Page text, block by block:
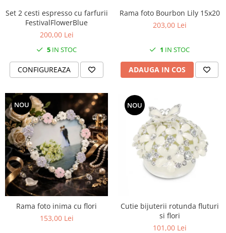
KINGSLEY
SERENDIPITY GOLD
SERENDIPITY PLATINUM
CHELSEA
MEDICEA
PATCHWORK WILLOW
BLUE LILY
HIBISCUS
SWAN
FLORENTINE TURQUOISE
ANTHEMION GREY
ORCHARD
CREATURES OF CURIOSITY
JARDIN
RENAISSANCE RED
Set 2 cesti espresso cu farfurii
FestivalFlowerBlue
200,00 Lei
5 IN STOC
CONFIGUREAZA
Rama foto Bourbon Lily 15x20
203,00 Lei
1 IN STOC
ADAUGA IN COS
NOU
Rama foto inima cu flori
153,00 Lei
NOU
Cutie bijuterii rotunda fluturi
si flori
101,00 Lei